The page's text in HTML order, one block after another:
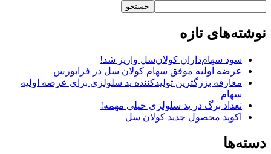
جستجو
نوشته‌های تازه
سود سهام‌داران کولان‌سل واریز شد!
عرضه اولیه موفق سهام کولان سل در فرابورس
معارفه بزرگترین تولیدکننده پد سلولزی برای عرضه اولیه
سهام
تعداد برگ در پد سلولزی خیلی مهمه!
اکوپد محصول جدید کولان‌ سل
دسته‌ها